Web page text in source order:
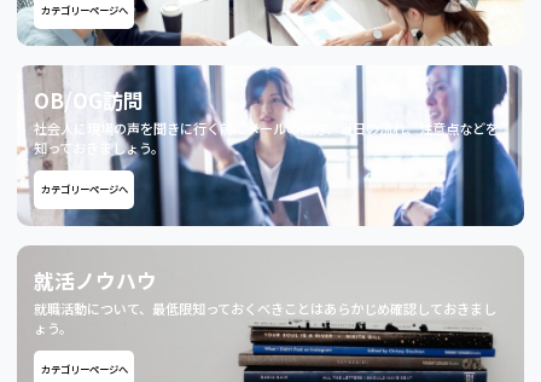
カテゴリーページへ
OB/OG訪問
社会人に現場の声を聞きに行く前にメールの仕方、当日の流れ、注意点などを
知っておきましょう。
カテゴリーページへ
就活ノウハウ
就職活動について、最低限知っておくべきことはあらかじめ確認しておきまし
ょう。
カテゴリーページへ